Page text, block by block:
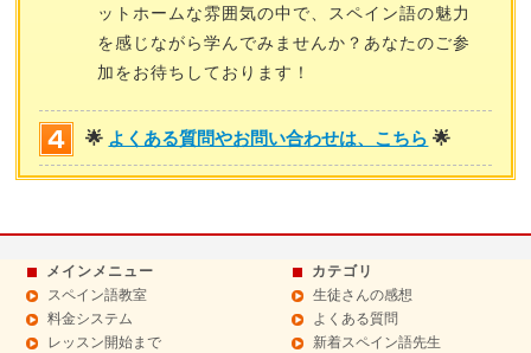
ットホームな雰囲気の中で、スペイン語の魅力
を感じながら学んでみませんか？あなたのご参
加をお待ちしております！
🌟 よくある質問やお問い合わせは、こちら 🌟
メインメニュー
スペイン語教室
料金システム
レッスン開始まで
カテゴリ
生徒さんの感想
よくある質問
新着スペイン語先生